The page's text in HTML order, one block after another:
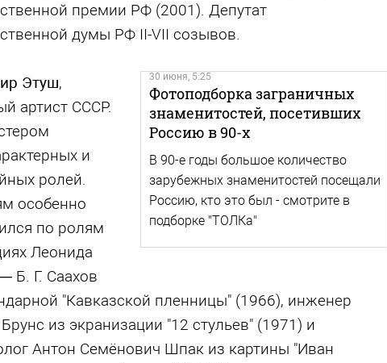
премии РФ (2001). Депутат
думы РФ II-VII созывов.
30 июня, 5:25
Фотоподборка заграничных
знаменитостей, посетивших
Россию в 90-х
В 90-е годы большое количество
зарубежных знаменитостей посещали
Россию, кто это был - смотрите в
подборке "ТОЛКа"
Этуш,
артист СССР.
и
ролей.
особенно
по ролям
Леонида
Б. Г. Саахов
"Кавказской пленницы" (1966), инженер
из экранизации "12 стульев" (1971) и
Антон Семёнович Шпак из картины "Иван